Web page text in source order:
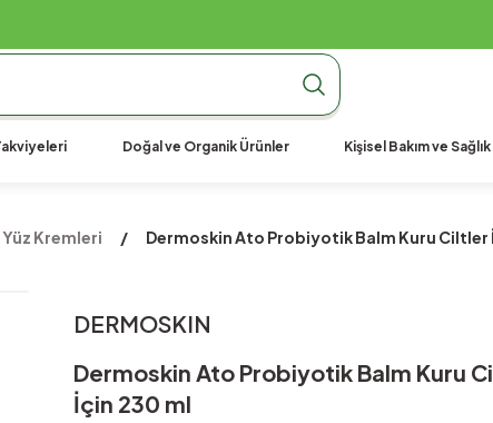
TL Üzeri Ücretsiz Kargo990 TL Üzeri Ücretsiz Kargo
Doğal ve Organik Ürünler Kişisel Bakım ve Sağlık
Kremleri Dermoskin Ato Probiyotik Balm Kuru Ciltler
DERMOSKIN
Dermoskin Ato Probiyotik Balm Kuru
İçin 230 ml